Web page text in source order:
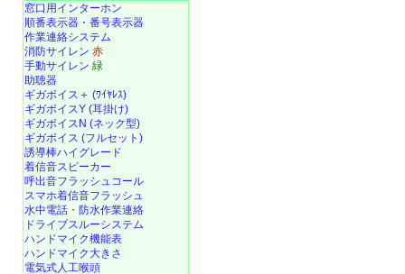
窓口用インターホン
順番表示器・番号表示器
作業連絡システム
消防サイレン 赤
手動サイレン 緑
助聴器
ギガボイス＋ (ﾜｲﾔﾚｽ)
ギガボイスY (耳掛け)
ギガボイスN (ネック型)
ギガボイス (フルセット)
誘導棒ハイグレード
着信音スピーカー
呼出音フラッシュコール
スマホ着信音フラッシュ
水中電話 ・ 防水作業連絡
ドライブスルーシステム
ハンドマイク機能表
ハンドマイク大きさ
電気式人工喉頭